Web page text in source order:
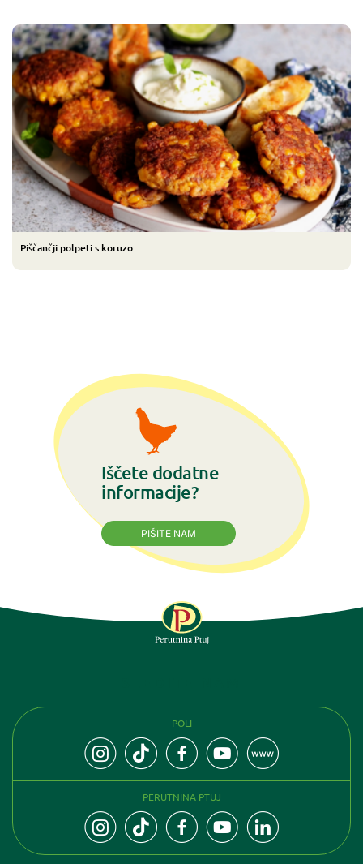
Piščančji polpeti s koruzo
Iščete dodatne
informacije?
PIŠITE NAM
POLI
PERUTNINA PTUJ